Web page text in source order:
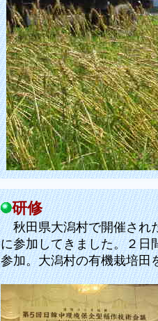
研修
秋田県大潟村で開催され
に参加してきました。２日
参加。大潟村の有機栽培田